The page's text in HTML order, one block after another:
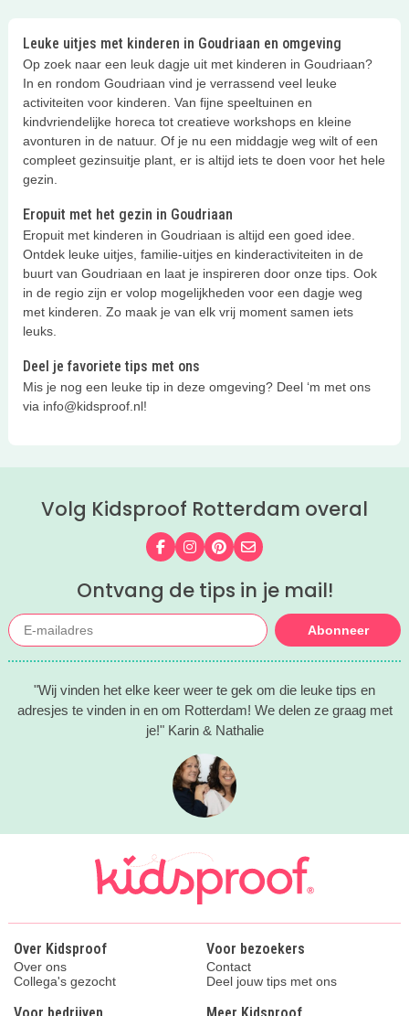
Leuke uitjes met kinderen in Goudriaan en omgeving
Op zoek naar een leuk dagje uit met kinderen in Goudriaan?
In en rondom Goudriaan vind je verrassend veel leuke
activiteiten voor kinderen. Van fijne speeltuinen en
kindvriendelijke horeca tot creatieve workshops en kleine
avonturen in de natuur. Of je nu een middagje weg wilt of een
compleet gezinsuitje plant, er is altijd iets te doen voor het hele
gezin.
Eropuit met het gezin in Goudriaan
Eropuit met kinderen in Goudriaan is altijd een goed idee.
Ontdek leuke uitjes, familie-uitjes en kinderactiviteiten in de
buurt van Goudriaan en laat je inspireren door onze tips. Ook
in de regio zijn er volop mogelijkheden voor een dagje weg
met kinderen. Zo maak je van elk vrij moment samen iets
leuks.
Deel je favoriete tips met ons
Mis je nog een leuke tip in deze omgeving? Deel ‘m met ons
via info@kidsproof.nl!
Volg Kidsproof Rotterdam overal
Volg ons op Facebook
Volg ons op Instagram
Volg ons op Pinterest
Mail ons
Ontvang de tips in je mail!
Abonneer
"Wij vinden het elke keer weer te gek om die leuke tips en
adresjes te vinden in en om Rotterdam! We delen ze graag met
je!" Karin & Nathalie
Over Kidsproof
Over ons
Collega's gezocht
Voor bezoekers
Contact
Deel jouw tips met ons